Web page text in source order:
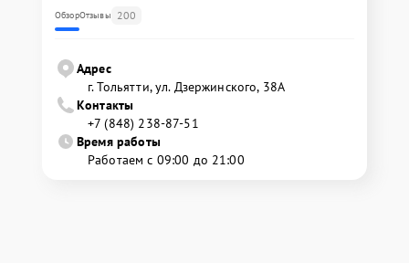
ОбзорОтзывы 200
Адрес
г. Тольятти, ул. Дзержинского, 38А
Контакты
+7 (848) 238-87-51
Время работы
Работаем с 09:00 до 21:00